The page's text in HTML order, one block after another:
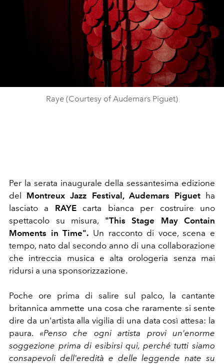
Raye (Courtesy of Audemars Piguet)
Per la serata inaugurale della sessantesima edizione
del Montreux Jazz Festival, Audemars Piguet ha
lasciato a RAYEcarta bianca per costruire uno
spettacolo su misura, "This Stage May Contain
Moments in Time". Un racconto di voce, scena e
tempo, nato dal secondo anno di una collaborazione
che intreccia musica e alta orologeria senza mai
ridursi a una sponsorizzazione.
Poche ore prima di salire sul palco, la cantante
britannica ammette una cosa che raramente si sente
dire da un'artista alla vigilia di una data così attesa: la
paura. «Penso che ogni artista provi un'enorme
soggezione prima di esibirsi qui, perché tutti siamo
consapevoli dell'eredità e delle leggende nate su